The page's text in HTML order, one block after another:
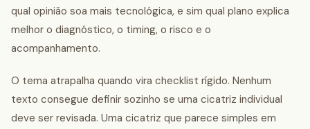
qual opinião soa mais tecnológica, e sim qual plano explica
melhor o diagnóstico, o timing, o risco e o
acompanhamento.
O tema atrapalha quando vira checklist rígido. Nenhum
texto consegue definir sozinho se uma cicatriz individual
deve ser revisada. Uma cicatriz que parece simples em